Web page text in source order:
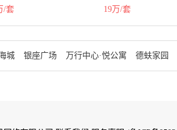
/套
19万/套
城 银座广场 万行中心·悦公寓 德蚨家园